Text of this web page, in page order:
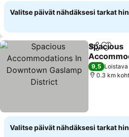
Valitse päivät nähdäksesi tarkat
Jaa Lisää
Spacious
District
9,5 Loistava
0.3 km
Valitse päivät nähdäksesi tarkat